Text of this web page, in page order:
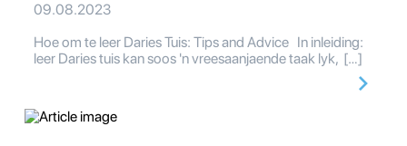
09.08.2023
Hoe om te leer Daries Tuis: Tips and Advice In inleiding:
leer Daries tuis kan soos 'n vreesaanjaende taak lyk, […]